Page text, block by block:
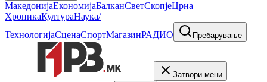
МакедонијаЕкономијаБалканСветСкопјеЦрна
ХроникаКултураНаука/
ТехнологијаСценаСпортМагазинРАДИО Пребарување
Затвори мени